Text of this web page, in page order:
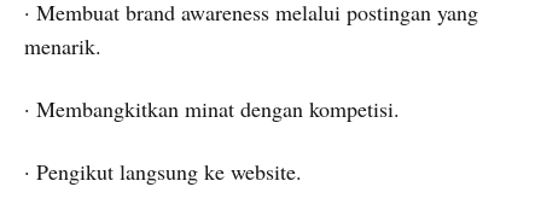
· Membuat brand awareness melalui postingan yang
menarik.
· Membangkitkan minat dengan kompetisi.
· Pengikut langsung ke website.